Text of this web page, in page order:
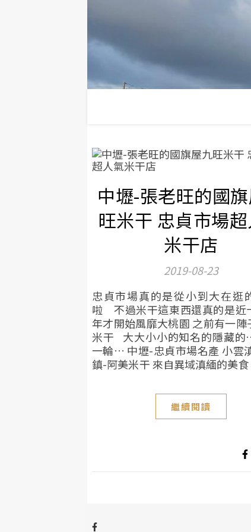
中壢-張老旺的國
旺米干 忠貞市場
米干店
2019-08-23
忠貞市場真的是從小到大在逛
啦 不過米干這東西還真的是近
年才開始風靡大桃園 之前有一陣
米干 大大小小的知名的隱藏的
一輪… 中壢-忠貞市場名產 小雲
鎮-阿美米干 來自異域滇緬的美食
繼續閱讀